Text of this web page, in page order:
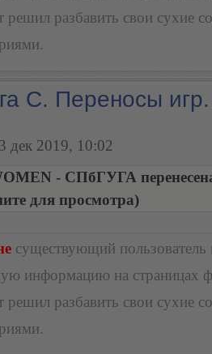
решил разбавить свои сухие
С. Переносы
дек 2019, 10:02
- СПбГУГА
для просмотра)
существующий пользователь
информацию на страницах
решил разбавить свои сухие